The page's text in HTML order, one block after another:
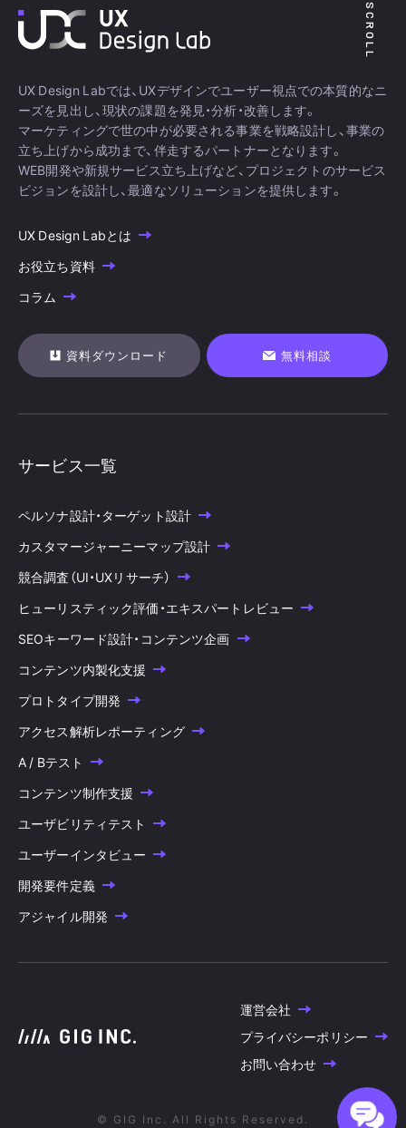
SCROLL
UX Design Labでは、UXデザインでユーザー視点での本質的なニ
ーズを見出し、現状の課題を発見・分析・改善します。
マーケティングで世の中が必要される事業を戦略設計し、事業の
立ち上げから成功まで、伴走するパートナーとなります。
WEB開発や新規サービス立ち上げなど、プロジェクトのサービス
ビジョンを設計し、最適なソリューションを提供します。
UX Design Labとは
お役立ち資料
コラム
資料ダウンロード 無料相談
サービス一覧
ペルソナ設計・ターゲット設計
カスタマージャーニーマップ設計
競合調査（UI・UXリサーチ）
ヒューリスティック評価・エキスパートレビュー
SEOキーワード設計・コンテンツ企画
コンテンツ内製化支援
プロトタイプ開発
アクセス解析レポーティング
A / Bテスト
コンテンツ制作支援
ユーザビリティテスト
ユーザーインタビュー
開発要件定義
アジャイル開発
運営会社
プライバシーポリシー
お問い合わせ
© GIG Inc. All Rights Reserved.